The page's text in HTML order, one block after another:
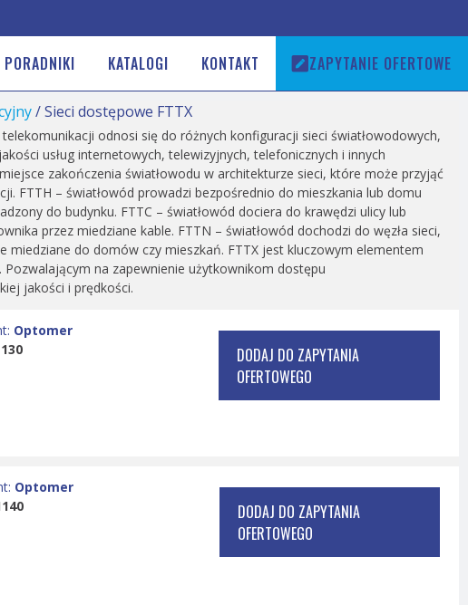
PORADNIKI KATALOGI KONTAKT ZAPYTANIE OFERTOWE
/ Sieci dostępowe FTTX
odnosi się do różnych konfiguracji sieci światłowodowych,
usług internetowych, telewizyjnych, telefonicznych i innych
zakończenia światłowodu w architekturze sieci, które może przyjąć
FTTH – światłowód prowadzi bezpośrednio do mieszkania lub domu
do budynku. FTTC – światłowód dociera do krawędzi ulicy lub
przez miedziane kable. FTTN – światłowód dochodzi do węzła sieci,
miedziane do domów czy mieszkań. FTTX jest kluczowym elementem
na zapewnienie użytkownikom dostępu
jakości i prędkości.
Optomer
DODAJ DO ZAPYTANIA
OFERTOWEGO
Optomer
DODAJ DO ZAPYTANIA
OFERTOWEGO